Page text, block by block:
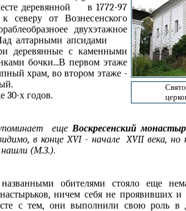
деревянной в 1772-97
северу от Вознесенского
двухэтажное
алтарными апсидами
деревянные с каменными
бочки...В первом этаже
храм, во втором этаже -
30-х годов.
еще Воскресенский
в конце XVI - начале XVII века, но
(М.З.).
обителями стояло еще
ничем себя не проявивших
с тем, они выполнили свою роль в